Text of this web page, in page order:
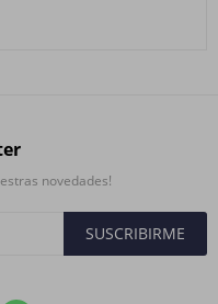
novedades!
SUSCRIBIRME